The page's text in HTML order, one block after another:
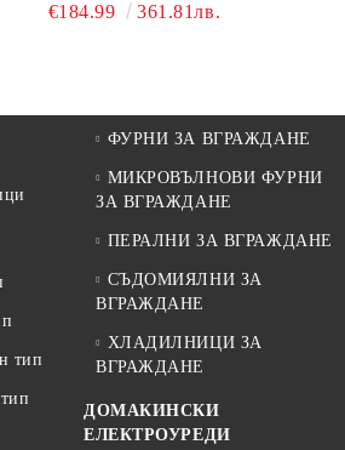
€184.99 361.81лв.
тип
ФУРНИ ЗА ВГРАЖДАНЕ
МИКРОВЪЛНОВИ ФУРНИ
ЗА ВГРАЖДАНЕ
ПЕРАЛНИ ЗА ВГРАЖДАНЕ
СЪДОМИЯЛНИ ЗА
ВГРАЖДАНЕ
ХЛАДИЛНИЦИ ЗА
ВГРАЖДАНЕ
ДОМАКИНСКИ
ЕЛЕКТРОУРЕДИ